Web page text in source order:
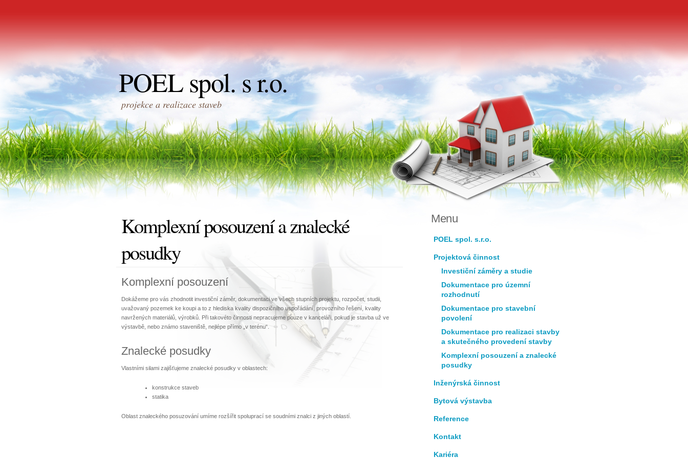
POEL spol. s r.o.
projekce a realizace staveb
Komplexní posouzení a znalecké
posudky
Komplexní posouzení
Dokážeme pro vás zhodnotit investiční záměr, dokumentaci ve všech stupních projektu, rozpočet, studii,
uvažovaný pozemek ke koupi a to z hlediska kvality dispozičního uspořádání, provozního řešení, kvality
navržených materiálů, výrobků. Při takovéto činnosti nepracujeme pouze v kanceláři, pokud je stavba už ve
výstavbě, nebo známo staveniště, nejlépe přímo „v terénu“.
Znalecké posudky
Vlastními silami zajišťujeme znalecké posudky v oblastech:
konstrukce staveb
statika
Oblast znaleckého posuzování umíme rozšířit spoluprací se soudními znalci z jiných oblastí.
Menu
POEL spol. s.r.o.
Projektová činnost
Investiční záměry a studie
Dokumentace pro územní
rozhodnutí
Dokumentace pro stavební
povolení
Dokumentace pro realizaci stavby
a skutečného provedení stavby
Komplexní posouzení a znalecké
posudky
Inženýrská činnost
Bytová výstavba
Reference
Kontakt
Kariéra